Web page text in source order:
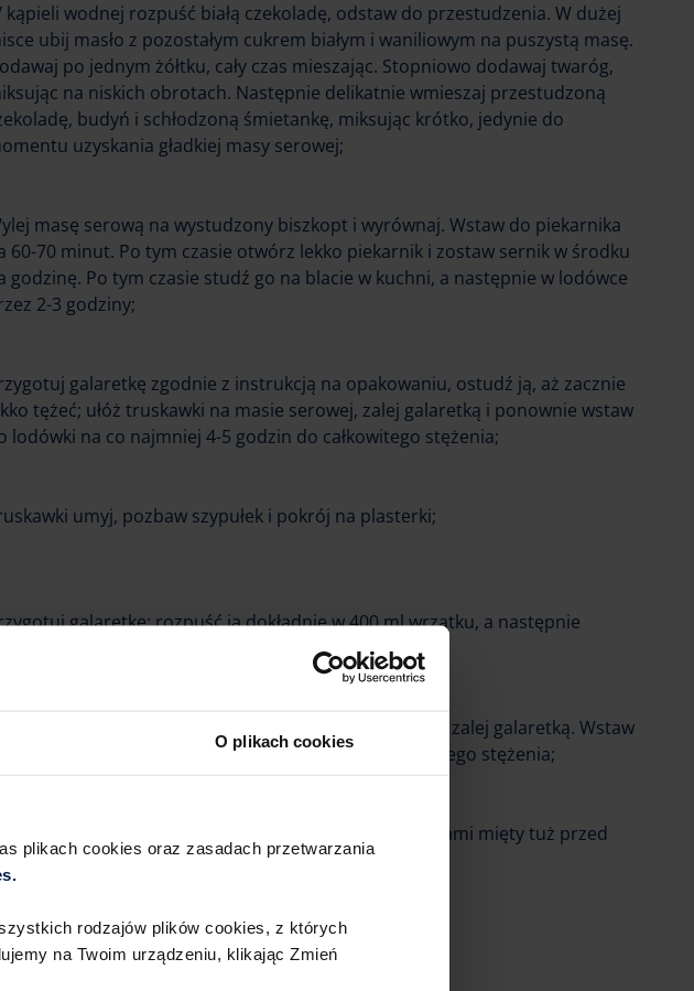
O plikach cookies
plikach cookies oraz zasadach przetwarzania
rodzajów plików cookies,​ z których
na Twoim urządzeniu,​ klikając Zmień
kąpieli wodnej rozpuść białą czekoladę, odstaw do przestudzenia. W dużej
ubij masło z pozostałym cukrem białym i waniliowym na puszystą masę.
po jednym żółtku, cały czas mieszając. Stopniowo dodawaj twaróg,
na niskich obrotach. Następnie delikatnie wmieszaj przestudzoną
budyń i schłodzoną śmietankę, miksując krótko, jedynie do
uzyskania gładkiej masy serowej;
masę serową na wystudzony biszkopt i wyrównaj. Wstaw do piekarnika
60-70 minut. Po tym czasie otwórz lekko piekarnik i zostaw sernik w środku
godzinę. Po tym czasie studź go na blacie w kuchni, a następnie w lodówce
2-3 godziny;
galaretkę zgodnie z instrukcją na opakowaniu, ostudź ją, aż zacznie
tężeć; ułóż truskawki na masie serowej, zalej galaretką i ponownie wstaw
lodówki na co najmniej 4-5 godzin do całkowitego stężenia;
umyj, pozbaw szypułek i pokrój na plasterki;
galaretkę: rozpuść ją dokładnie w 400 ml wrzątku, a następnie
ostudzeniu sernika ułóż na jego wierzchu truskawki i zalej galaretką. Wstaw
do lodówki na co najmniej 4-5 godzin do całkowitego stężenia;
tym czasie sernik wyjmij z tortownicy i udekoruj listkami mięty tuż przed